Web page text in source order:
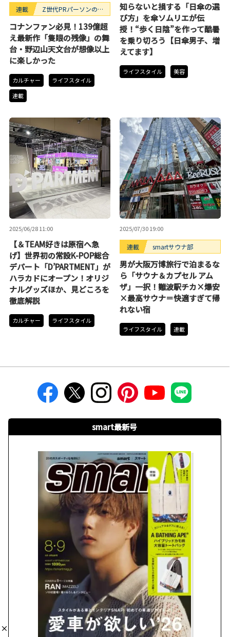
連載
Z世代PRパーソンのキ
コナンファン必見！139億超
え最新作「隻眼の残像」の舞
台・野辺山天文台が想像以上
に楽しかった
カルチャー
ライフスタイル
連載
知らないと損する「日傘の選
び方」を傘ソムリエが伝
授！“歩く日陰”を作って酷暑
を乗り切ろう【日傘男子、増
えてます】
ライフスタイル 美容
2025/06/28 11:00
【＆TEAM好きは原宿へ急
げ】世界初の常設K-POP総合
デパート「D’PARTMENT」が
ハラカドにオープン！オリジ
ナルグッズほか、見どころを
徹底解説
カルチャー ライフスタイル
2025/07/30 19:00
連載 smartサウナ部
男が大阪万博旅行で泊まるな
ら「サウナ＆カプセル アム
ザ」一択！難波駅チカ×爆安
×最高サウナ＝快適すぎて帰
れない宿
ライフスタイル 連載
smart最新号